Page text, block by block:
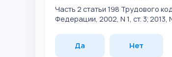
Часть 2 статьи 198 Трудового
Федерации, 2002, N 1, ст. 3; 2013,
Да Нет